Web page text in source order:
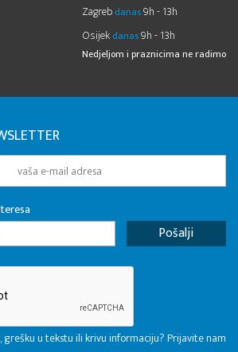
Zagreb danas9h - 13h
Osijek danas9h - 13h
Nedjeljom i praznicima ne radimo
grešku u tekstu ili krivu informaciju? Prijavite nam